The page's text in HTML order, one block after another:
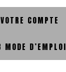
COMPTE
MODE D’EMPLOI